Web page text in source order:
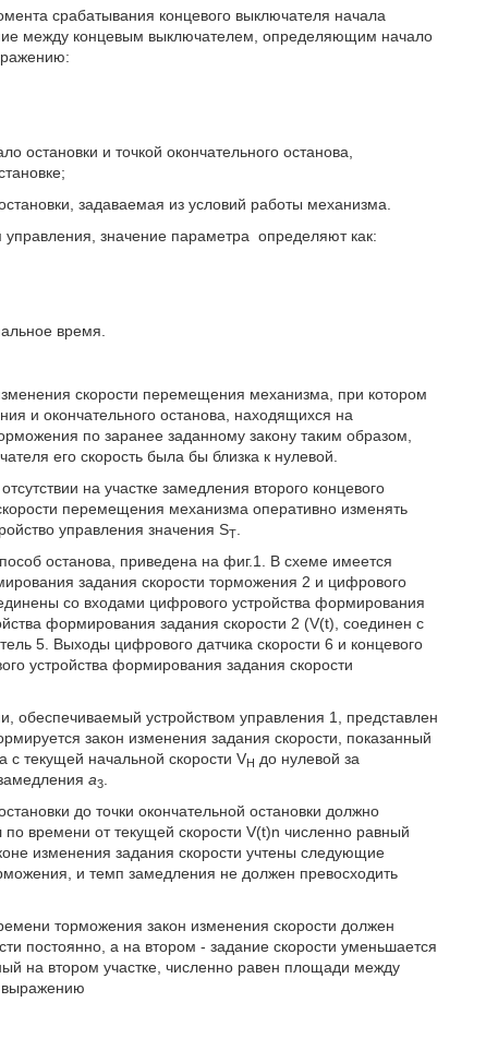
срабатывания концевого выключателя начала
между концевым выключателем, определяющим начало
и точкой окончательного останова,
задаваемая из условий работы механизма.
значение параметра определяют как:
время.
скорости перемещения механизма, при котором
и окончательного останова, находящихся на
по заранее заданному закону таким образом,
его скорость была бы близка к нулевой.
на участке замедления второго концевого
перемещения механизма оперативно изменять
управления значения ST
останова, приведена на фиг.1. В схеме имеется
задания скорости торможения 2 и цифрового
со входами цифрового устройства формирования
формирования задания скорости 2 (V(t), соединен с
5. Выходы цифрового датчика скорости 6 и концевого
устройства формирования задания скорости
обеспечиваемый устройством управления 1, представлен
закон изменения задания скорости, показанный
с текущей начальной скорости VH до нулевой за
а3
до точки окончательной остановки должно
времени от текущей скорости V(t)n численно равный
изменения задания скорости учтены следующие
и темп замедления не должен превосходить
торможения закон изменения скорости должен
постоянно, а на втором - задание скорости уменьшается
на втором участке, численно равен площади между
выражению